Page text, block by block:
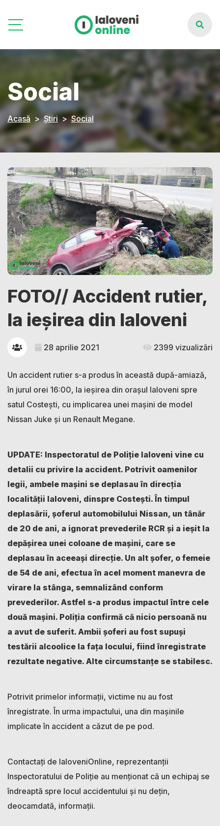
Social
Acasă Știri Social
FOTO// Accident rutier,
la ieșirea din Ialoveni
28 aprilie 2021 2399 vizualizări
Un accident rutier s-a produs în această după-amiază,
în jurul orei 16:00, la ieșirea din orașul Ialoveni spre
satul Costești, cu implicarea unei mașini de model
Nissan Juke și un Renault Megane.
UPDATE: Inspectoratul de Poliție Ialoveni vine cu
detalii cu privire la accident. Potrivit oamenilor
legii, ambele mașini se deplasau în direcția
localității Ialoveni, dinspre Costești. În timpul
deplasării, șoferul automobilului Nissan, un tânăr
de 20 de ani, a ignorat prevederile RCR și a ieșit la
depășirea unei coloane de mașini, care se
deplasau în aceeași direcție. Un alt șofer, o femeie
de 54 de ani, efectua în acel moment manevra de
virare la stânga, semnalizând conform
prevederilor. Astfel s-a produs impactul între cele
două mașini. Poliția confirmă că nicio persoană nu
a avut de suferit. Ambii șoferi au fost supuși
testării alcoolice la fața locului, fiind înregistrate
rezultate negative. Alte circumstanțe se stabilesc.
Potrivit primelor informații, victime nu au fost
înregistrate. În urma impactului, una din mașinile
implicate în accident a căzut de pe pod.
Contactați de IaloveniOnline, reprezentanții
Inspectoratului de Poliție au menționat că un echipaj se
îndreaptă spre locul accidentului și nu dețin,
deocamdată, informații.